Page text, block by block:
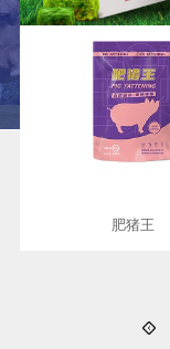
肥猪王